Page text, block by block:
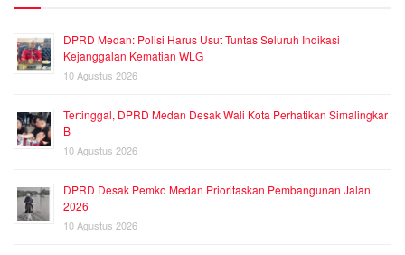
DPRD Medan: Polisi Harus Usut Tuntas Seluruh Indikasi
Kejanggalan Kematian WLG
10 Agustus 2026
Tertinggal, DPRD Medan Desak Wali Kota Perhatikan Simalingkar
B
10 Agustus 2026
DPRD Desak Pemko Medan Prioritaskan Pembangunan Jalan
2026
10 Agustus 2026